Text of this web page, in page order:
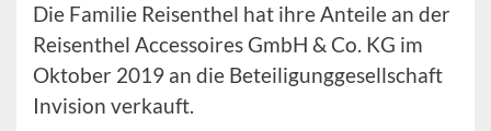
Die Familie Reisenthel hat ihre Anteile an der
Reisenthel Accessoires GmbH & Co. KG im
Oktober 2019 an die Beteiligunggesellschaft
Invision verkauft.